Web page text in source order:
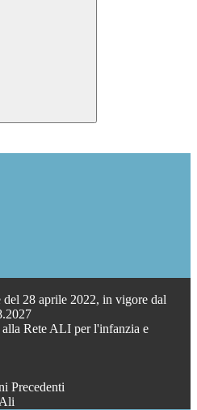
28 aprile 2022, in vigore dal
alla Rete ALI per l'infanzia e
Precedenti